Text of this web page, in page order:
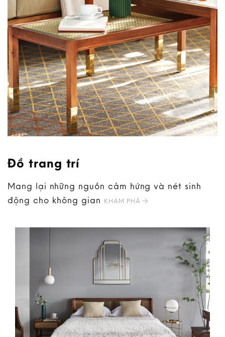
Đồ trang trí
Mang lại những nguồn cảm hứng và nét sinh
động cho không gian KHÁM PHÁ